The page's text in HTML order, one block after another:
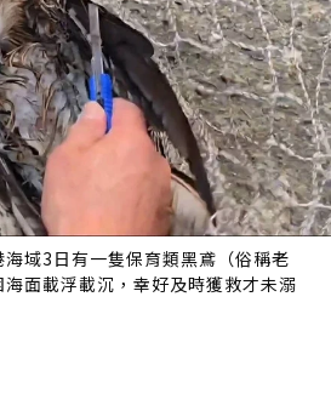
域3日有一隻保育類黑鳶（俗稱老
面載浮載沉，幸好及時獲救才未溺